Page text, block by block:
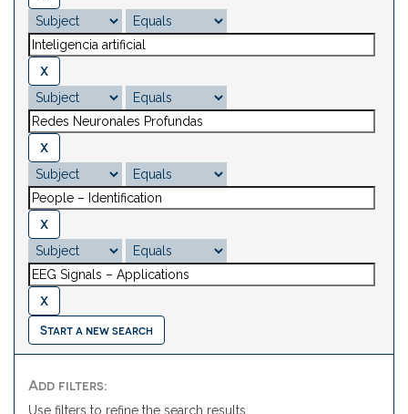
Start a new search
Add filters:
Use filters to refine the search results.